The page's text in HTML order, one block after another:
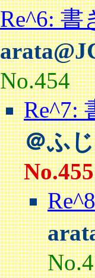
Re^6:
No.454
Re^7:
＠ふ
No.455